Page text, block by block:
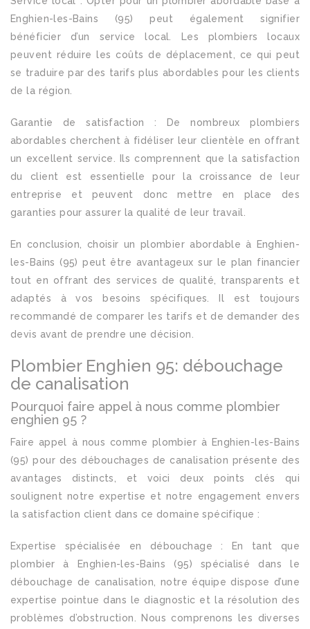
Enghien-les-Bains (95) peut également signifier
bénéficier d’un service local. Les plombiers locaux
peuvent réduire les coûts de déplacement, ce qui peut
se traduire par des tarifs plus abordables pour les clients
de la région.
Garantie de satisfaction : De nombreux plombiers
abordables cherchent à fidéliser leur clientèle en offrant
un excellent service. Ils comprennent que la satisfaction
du client est essentielle pour la croissance de leur
entreprise et peuvent donc mettre en place des
garanties pour assurer la qualité de leur travail.
En conclusion, choisir un plombier abordable à Enghien-
les-Bains (95) peut être avantageux sur le plan financier
tout en offrant des services de qualité, transparents et
adaptés à vos besoins spécifiques. Il est toujours
recommandé de comparer les tarifs et de demander des
devis avant de prendre une décision.
Plombier Enghien 95: débouchage
de canalisation
Pourquoi faire appel à nous comme plombier
enghien 95 ?
Faire appel à nous comme plombier à Enghien-les-Bains
(95) pour des débouchages de canalisation présente des
avantages distincts, et voici deux points clés qui
soulignent notre expertise et notre engagement envers
la satisfaction client dans ce domaine spécifique :
Expertise spécialisée en débouchage : En tant que
plombier à Enghien-les-Bains (95) spécialisé dans le
débouchage de canalisation, notre équipe dispose d’une
expertise pointue dans le diagnostic et la résolution des
problèmes d’obstruction. Nous comprenons les diverses